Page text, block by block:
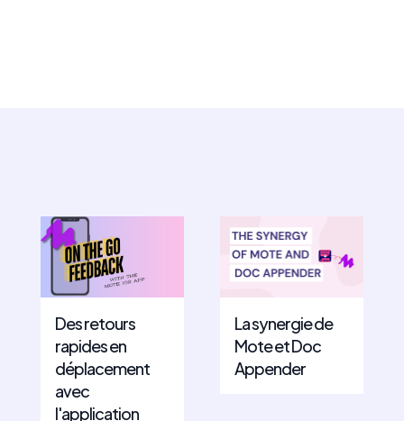
Des retours
rapides en
déplacement
avec
l'application
La synergie de
Mote et Doc
Appender